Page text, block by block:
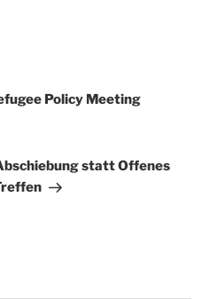
Policy Meeting
statt Offenes